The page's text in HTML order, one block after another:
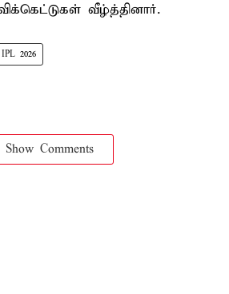
வீழ்த்தினார்.
IPL 2026
Show Comments